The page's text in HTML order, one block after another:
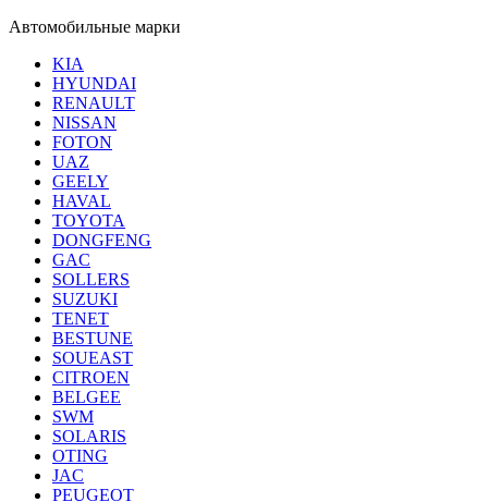
Автомобильные марки
KIA
HYUNDAI
RENAULT
NISSAN
FOTON
UAZ
GEELY
HAVAL
TOYOTA
DONGFENG
GAC
SOLLERS
SUZUKI
TENET
BESTUNE
SOUEAST
CITROEN
BELGEE
SWM
SOLARIS
OTING
JAC
PEUGEOT